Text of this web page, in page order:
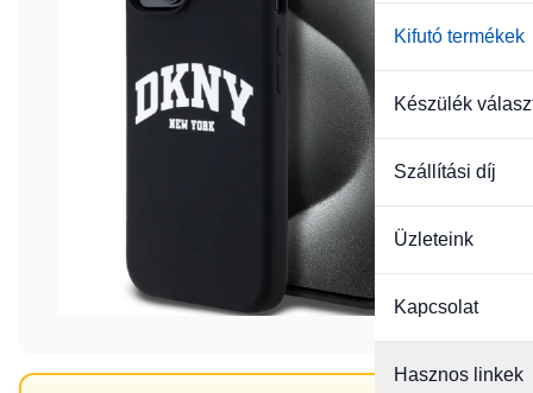
Kifutó termékek
Készülék
Szállítási díj
Üzleteink
Kapcsolat
Hasznos linkek